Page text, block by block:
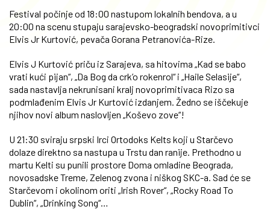
Festival počinje od 18:00 nastupom lokalnih bendova, a u
20:00 na scenu stupaju sarajevsko-beogradski novoprimitivci
Elvis Jr Kurtović, pevača Gorana Petranovića-Rize.
Elvis J Kurtović priču iz Sarajeva, sa hitovima „Kad se babo
vrati kući pijan“, „Da Bog da crk’o rokenrol“ i „Haile Selasije“,
sada nastavlja nekrunisani kralj novoprimitivaca Rizo sa
podmlađenim Elvis Jr Kurtović izdanjem. Žedno se iščekuje
njihov novi album naslovljen „Koševo zove“!
U 21:30 sviraju srpski Irci Ortodoks Kelts koji u Starčevo
dolaze direktno sa nastupa u Trstu dan ranije. Prethodno u
martu Kelti su punili prostore Doma omladine Beograda,
novosadske Treme, Zelenog zvona i niškog SKC-a. Sad će se
Starčevom i okolinom oriti „Irish Rover“, „Rocky Road To
Dublin“, „Drinking Song“…